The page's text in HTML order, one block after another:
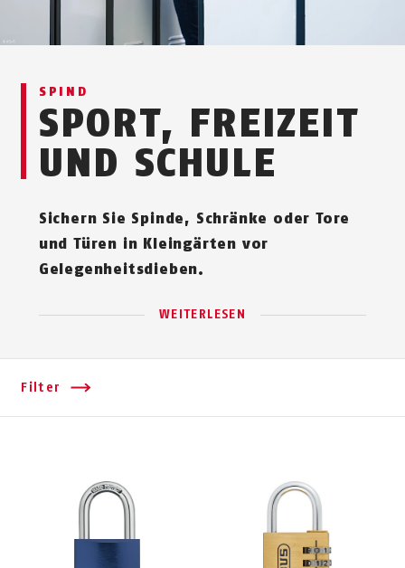
SPIND
SPORT, FREIZEIT
UND SCHULE
Sichern Sie Spinde, Schränke oder Tore
und Türen in Kleingärten vor
Gelegenheitsdieben.
WEITERLESEN
Filter